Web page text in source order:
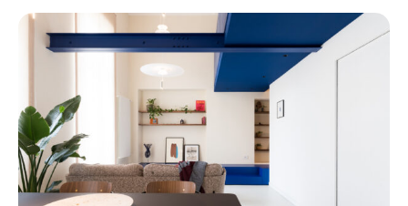
MARCONI